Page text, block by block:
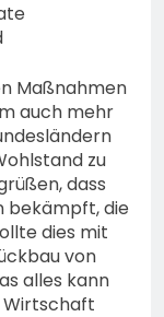
Maßnahmen
auch mehr
zu
dass
bekämpft, die
dies mit
von
alles kann
Wirtschaft